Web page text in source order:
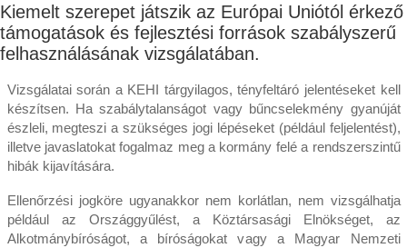
Kiemelt szerepet játszik az Európai Uniótól érkező
támogatások és fejlesztési források szabályszerű
felhasználásának vizsgálatában.
Vizsgálatai során a KEHI tárgyilagos, tényfeltáró jelentéseket kell
készítsen. Ha szabálytalanságot vagy bűncselekmény gyanúját
észleli, megteszi a szükséges jogi lépéseket (például feljelentést),
illetve javaslatokat fogalmaz meg a kormány felé a rendszerszintű
hibák kijavítására.
Ellenőrzési jogköre ugyanakkor nem korlátlan, nem vizsgálhatja
például az Országgyűlést, a Köztársasági Elnökséget, az
Alkotmánybíróságot, a bíróságokat vagy a Magyar Nemzeti